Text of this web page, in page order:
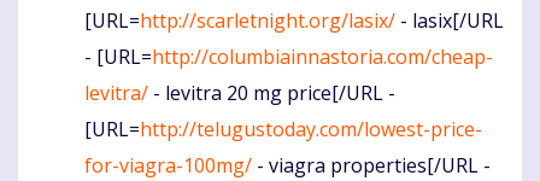
[URL=http://scarletnight.org/lasix/ - lasix[/URL
- [URL=http://columbiainnastoria.com/cheap-
levitra/ - levitra 20 mg price[/URL -
[URL=http://telugustoday.com/lowest-price-
for-viagra-100mg/ - viagra properties[/URL -